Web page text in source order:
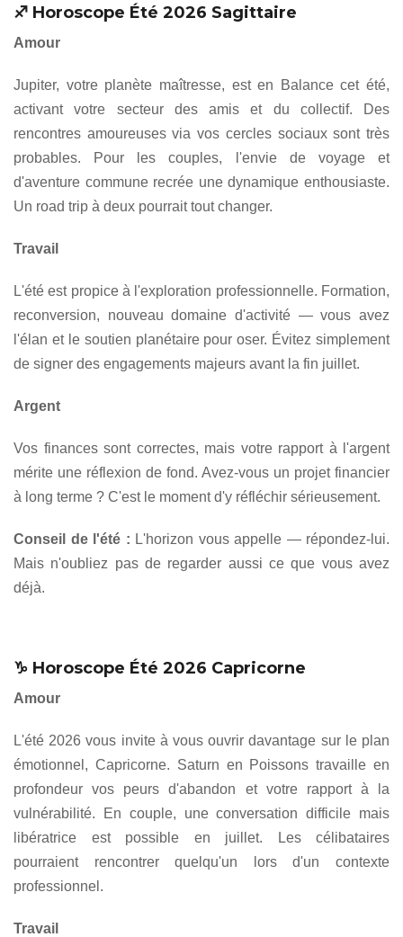
♐ Horoscope Été 2026 Sagittaire
Amour
Jupiter, votre planète maîtresse, est en Balance cet été,
activant votre secteur des amis et du collectif. Des
rencontres amoureuses via vos cercles sociaux sont très
probables. Pour les couples, l'envie de voyage et
d'aventure commune recrée une dynamique enthousiaste.
Un road trip à deux pourrait tout changer.
Travail
L'été est propice à l'exploration professionnelle. Formation,
reconversion, nouveau domaine d'activité — vous avez
l'élan et le soutien planétaire pour oser. Évitez simplement
de signer des engagements majeurs avant la fin juillet.
Argent
Vos finances sont correctes, mais votre rapport à l'argent
mérite une réflexion de fond. Avez-vous un projet financier
à long terme ? C'est le moment d'y réfléchir sérieusement.
Conseil de l'été : L'horizon vous appelle — répondez-lui.
Mais n'oubliez pas de regarder aussi ce que vous avez
déjà.
♑ Horoscope Été 2026 Capricorne
Amour
L'été 2026 vous invite à vous ouvrir davantage sur le plan
émotionnel, Capricorne. Saturn en Poissons travaille en
profondeur vos peurs d'abandon et votre rapport à la
vulnérabilité. En couple, une conversation difficile mais
libératrice est possible en juillet. Les célibataires
pourraient rencontrer quelqu'un lors d'un contexte
professionnel.
Travail